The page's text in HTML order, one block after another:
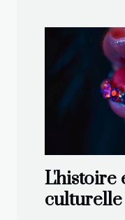
L'histoire
culturelle